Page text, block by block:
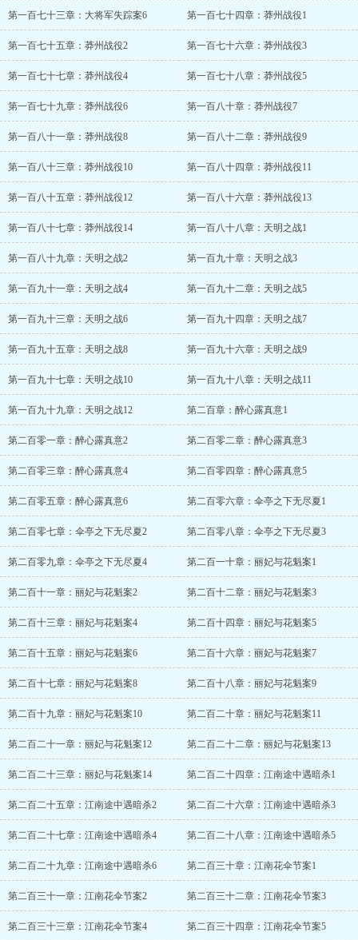
第一百七十三章：大将军失踪案6 第一百七十四章：莽州战役1
第一百七十五章：莽州战役2 第一百七十六章：莽州战役3
第一百七十七章：莽州战役4 第一百七十八章：莽州战役5
第一百七十九章：莽州战役6 第一百八十章：莽州战役7
第一百八十一章：莽州战役8 第一百八十二章：莽州战役9
第一百八十三章：莽州战役10 第一百八十四章：莽州战役11
第一百八十五章：莽州战役12 第一百八十六章：莽州战役13
第一百八十七章：莽州战役14 第一百八十八章：天明之战1
第一百八十九章：天明之战2 第一百九十章：天明之战3
第一百九十一章：天明之战4 第一百九十二章：天明之战5
第一百九十三章：天明之战6 第一百九十四章：天明之战7
第一百九十五章：天明之战8 第一百九十六章：天明之战9
第一百九十七章：天明之战10 第一百九十八章：天明之战11
第一百九十九章：天明之战12 第二百章：醉心露真意1
第二百零一章：醉心露真意2 第二百零二章：醉心露真意3
第二百零三章：醉心露真意4 第二百零四章：醉心露真意5
第二百零五章：醉心露真意6 第二百零六章：伞亭之下无尽夏1
第二百零七章：伞亭之下无尽夏2 第二百零八章：伞亭之下无尽夏3
第二百零九章：伞亭之下无尽夏4 第二百一十章：丽妃与花魁案1
第二百十一章：丽妃与花魁案2 第二百十二章：丽妃与花魁案3
第二百十三章：丽妃与花魁案4 第二百十四章：丽妃与花魁案5
第二百十五章：丽妃与花魁案6 第二百十六章：丽妃与花魁案7
第二百十七章：丽妃与花魁案8 第二百十八章：丽妃与花魁案9
第二百十九章：丽妃与花魁案10 第二百二十章：丽妃与花魁案11
第二百二十一章：丽妃与花魁案12 第二百二十二章：丽妃与花魁案13
第二百二十三章：丽妃与花魁案14 第二百二十四章：江南途中遇暗杀1
第二百二十五章：江南途中遇暗杀2 第二百二十六章：江南途中遇暗杀3
第二百二十七章：江南途中遇暗杀4 第二百二十八章：江南途中遇暗杀5
第二百二十九章：江南途中遇暗杀6 第二百三十章：江南花伞节案1
第二百三十一章：江南花伞节案2 第二百三十二章：江南花伞节案3
第二百三十三章：江南花伞节案4 第二百三十四章：江南花伞节案5